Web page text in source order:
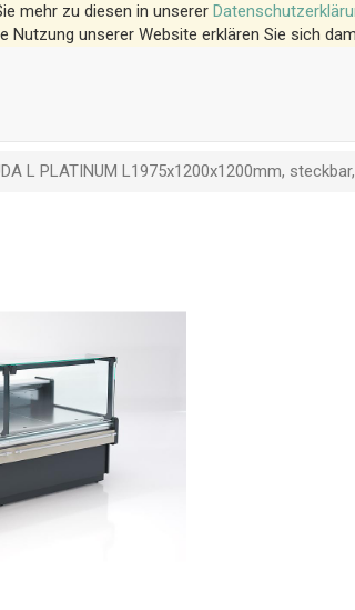
mehr zu diesen in unserer
Nutzung unserer Website erklären Sie sich
L PLATINUM L1975x1200x1200mm,